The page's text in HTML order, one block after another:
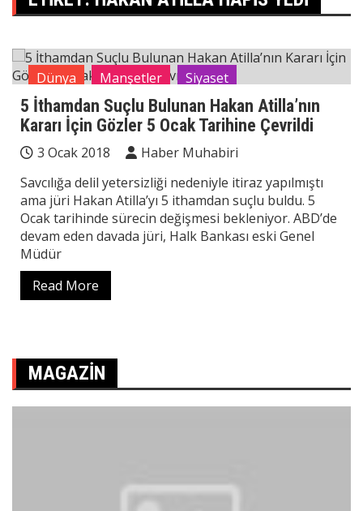
Dünya Manşetler Siyaset
5 İthamdan Suçlu Bulunan Hakan Atilla’nın
Kararı İçin Gözler 5 Ocak Tarihine Çevrildi
3 Ocak 2018
Haber Muhabiri
Savcılığa delil yetersizliği nedeniyle itiraz yapılmıştı
ama jüri Hakan Atilla’yı 5 ithamdan suçlu buldu. 5
Ocak tarihinde sürecin değişmesi bekleniyor. ABD’de
devam eden davada jüri, Halk Bankası eski Genel
Müdür
Read More
MAGAZIN